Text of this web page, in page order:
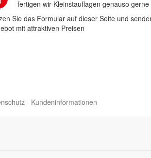
fertigen wir Kleinstauflagen genauso
Sie das Formular auf dieser Seite und
mit attraktiven Preisen
Kundeninformationen